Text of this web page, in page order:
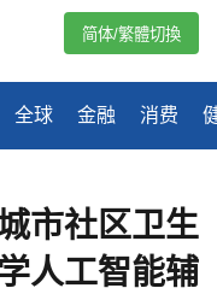
全球 金融 消费
简体/繁體切換
市社区卫生
人工智能辅